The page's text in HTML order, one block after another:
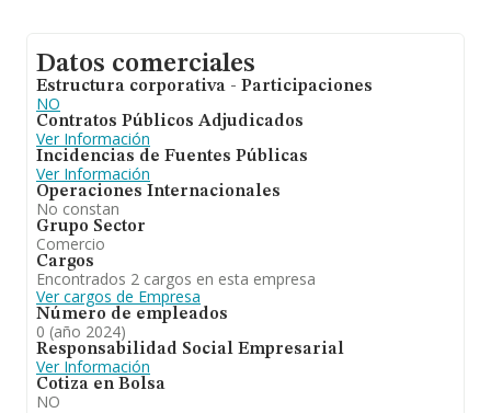
Datos comerciales
Estructura corporativa - Participaciones
NO
Contratos Públicos Adjudicados
Ver Información
Incidencias de Fuentes Públicas
Ver Información
Operaciones Internacionales
No constan
Grupo Sector
Comercio
Cargos
Encontrados 2 cargos en esta empresa
Ver cargos de Empresa
Número de empleados
0 (año 2024)
Responsabilidad Social Empresarial
Ver Información
Cotiza en Bolsa
NO